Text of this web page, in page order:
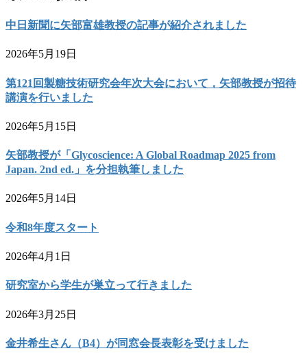
中日新聞に矢部富雄教授の記事が紹介されました
2026年5月19日
第121回製糖技術研究会年次大会において，矢部教授が招待
講演を行いました
2026年5月15日
矢部教授が「Glycoscience: A Global Roadmap 2025 from
Japan. 2nd ed.」を分担執筆しました
2026年5月14日
令和8年度スタート
2026年4月1日
研究室から学生が巣立って行きました
2026年3月25日
金井希生さん（B4）が同窓会長表彰を受けました